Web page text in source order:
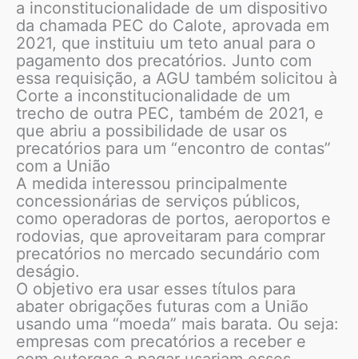
a inconstitucionalidade de um dispositivo
da chamada PEC do Calote, aprovada em
2021, que instituiu um teto anual para o
pagamento dos precatórios. Junto com
essa requisição, a AGU também solicitou à
Corte a inconstitucionalidade de um
trecho de outra PEC, também de 2021, e
que abriu a possibilidade de usar os
precatórios para um “encontro de contas”
com a União
A medida interessou principalmente
concessionárias de serviços públicos,
como operadoras de portos, aeroportos e
rodovias, que aproveitaram para comprar
precatórios no mercado secundário com
deságio.
O objetivo era usar esses títulos para
abater obrigações futuras com a União
usando uma “moeda” mais barata. Ou seja:
empresas com precatórios a receber e